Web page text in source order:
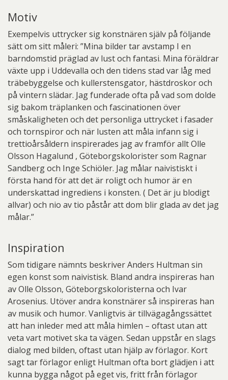
Motiv
Exempelvis uttrycker sig konstnären själv på följande
sätt om sitt måleri: ”Mina bilder tar avstamp I en
barndomstid präglad av lust och fantasi. Mina föräldrar
växte upp i Uddevalla och den tidens stad var låg med
träbebyggelse och kullerstensgator, hästdroskor och
på vintern slädar. Jag funderade ofta på vad som dolde
sig bakom träplanken och fascinationen över
småskaligheten och det personliga uttrycket i fasader
och tornspiror och när lusten att måla infann sig i
trettioårsåldern inspirerades jag av framför allt Olle
Olsson Hagalund , Göteborgskolorister som Ragnar
Sandberg och Inge Schiöler. Jag målar naivistiskt i
första hand för att det är roligt och humor är en
underskattad ingrediens i konsten. ( Det är ju blodigt
allvar) och nio av tio påstår att dom blir glada av det jag
målar.”
Inspiration
Som tidigare nämnts beskriver Anders Hultman sin
egen konst som naivistisk. Bland andra inspireras han
av Olle Olsson, Göteborgskoloristerna och Ivar
Arosenius. Utöver andra konstnärer så inspireras han
av musik och humor. Vanligtvis är tillvägagångssättet
att han inleder med att måla himlen – oftast utan att
veta vart motivet ska ta vägen. Sedan uppstår en slags
dialog med bilden, oftast utan hjälp av förlagor. Kort
sagt tar förlagor enligt Hultman ofta bort glädjen i att
kunna bygga något på eget vis, fritt från förlagor